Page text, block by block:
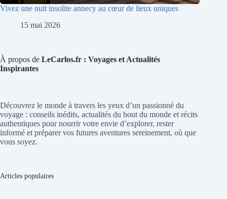
Vivez une nuit insolite annecy au cœur de lieux uniques
15 mai 2026
À propos de LeCarlos.fr : Voyages et Actualités
Inspirantes
Découvrez le monde à travers les yeux d’un passionné du
voyage : conseils inédits, actualités du bout du monde et récits
authentiques pour nourrir votre envie d’explorer, rester
informé et préparer vos futures aventures sereinement, où que
vous soyez.
Articles populaires